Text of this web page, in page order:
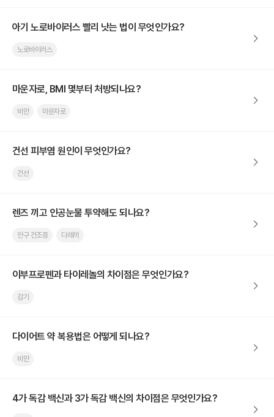
아기 노로바이러스 빨리 낫는 법이 무엇인가요?
노로바이러스
마운자로, BMI 몇부터 처방되나요?
비만 마운자로
건선 피부염 원인이 무엇인가요?
건선
렌즈 끼고 인공눈물 투약해도 되나요?
안구 건조증 다래끼
이부프로펜과 타이레놀의 차이점은 무엇인가요?
감기
다이어트 약 복용법은 어떻게 되나요?
비만
4가 독감 백신과 3가 독감 백신의 차이점은 무엇인가요?